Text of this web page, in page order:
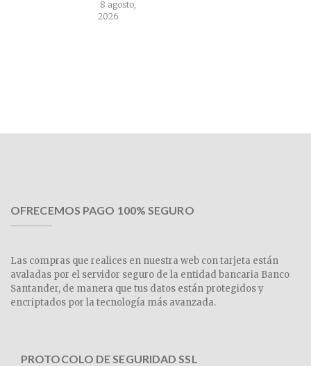
8 agosto,
2026
OFRECEMOS PAGO 100% SEGURO
Las compras que realices en nuestra web con tarjeta están
avaladas por el servidor seguro de la entidad bancaria Banco
Santander, de manera que tus datos están protegidos y
encriptados por la tecnología más avanzada.
PROTOCOLO DE SEGURIDAD SSL